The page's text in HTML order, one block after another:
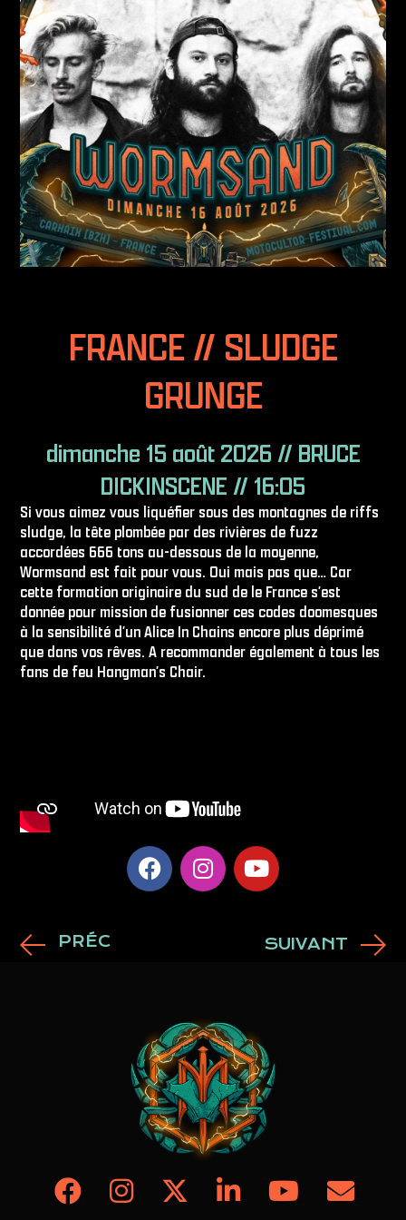
FRANCE // SLUDGE
GRUNGE
dimanche 15 août 2026 // BRUCE
DICKINSCENE // 16:05
Si vous aimez vous liquéfier sous des montagnes de riffs
sludge, la tête plombée par des rivières de fuzz
accordées 666 tons au-dessous de la moyenne,
Wormsand est fait pour vous. Oui mais pas que… Car
cette formation originaire du sud de le France s′est
donnée pour mission de fusionner ces codes doomesques
à la sensibilité d′un Alice In Chains encore plus déprimé
que dans vos rêves. A recommander également à tous les
fans de feu Hangman′s Chair.
PRÉC SUIVANT